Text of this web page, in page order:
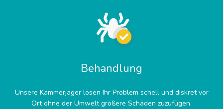
Behandlung
Unsere Kammerjäger lösen Ihr Problem schell und diskret vor
Ort ohne der Umwelt größere Schäden zuzufügen.